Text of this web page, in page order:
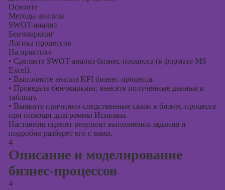
Освоите
Методы анализа
SWOT-анализ
Бенчмаркинг
Логика процессов
На практике
• Сделаете SWOT-анализ бизнес-процесса (в формате MS
Excel).
• Выполните анализ KPI бизнес-процесса.
• Проведете бенчмаркинг, внесете полученные данные в
таблицу.
• Выявите причинно-следственные связи в бизнес-процессе
при помощи диаграммы Исикавы.
Наставник оценит результат выполнения задания и
подробно разберет его с вами.
4
Описание и моделирование
бизнес-процессов
4